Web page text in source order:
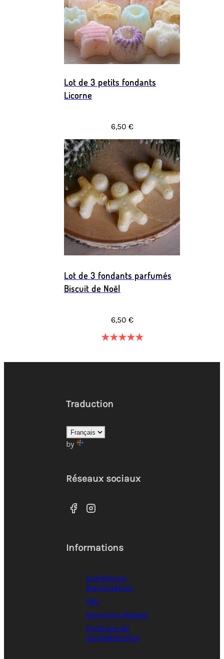
Lot de 3 petits fondants
Licorne
6,50 €
Lot de 3 fondants parfumés
Biscuit de Noël
6,50 €
★★★★★
Traduction
by
Réseaux sociaux
Informations
Conditions
d’annulation
FAQ
Mentions légales
Politique de
confidentialité